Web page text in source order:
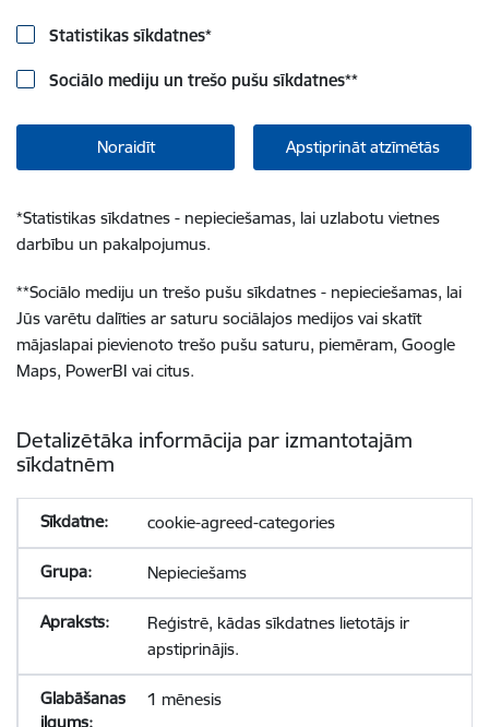
Statistikas sīkdatnes*
Sociālo mediju un trešo pušu sīkdatnes**
Noraidīt Apstiprināt atzīmētās
*Statistikas sīkdatnes - nepieciešamas, lai uzlabotu vietnes
darbību un pakalpojumus.
**Sociālo mediju un trešo pušu sīkdatnes - nepieciešamas, lai
Jūs varētu dalīties ar saturu sociālajos medijos vai skatīt
mājaslapai pievienoto trešo pušu saturu, piemēram, Google
Maps, PowerBI vai citus.
Detalizētāka informācija par izmantotajām
sīkdatnēm
cookie-agreed-categories
Nepieciešams
Reģistrē, kādas sīkdatnes lietotājs ir
apstiprinājis.
1 mēnesis